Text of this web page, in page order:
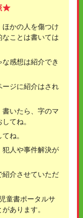
★
かの人を傷つけ
ことは書いては
感想は紹介でき
ジに紹介はされ
いたら、字のマ
てね。
ね。
犯人や事件解決が
介させていただ
童書ポータルサ
あります。